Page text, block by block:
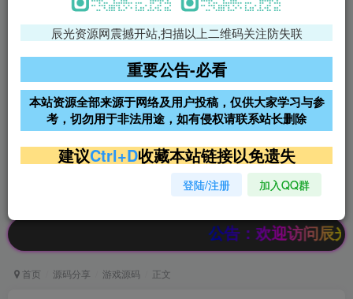
免费领支付宝红包
腾讯轻量4核4G3M服务器38元/
阿里云2核2G200M服务器68元/
年
雨云高防免备案服务器
超低价文字广告位招租 超低价文字广告位招租
超低价文字广告位招租
公告：欢迎访问辰光资源网
首页 源码分享 游戏源码 正文
辰光资源网震撼开站,扫描以上二维码关注防失联
重要公告-必看
本站资源全部来源于网络及用户投稿，仅供大家学习与参
考，切勿用于非法用途，如有侵权请联系站长删除
建议Ctrl+D收藏本站链接以免遗失
登陆/注册 加入QQ群